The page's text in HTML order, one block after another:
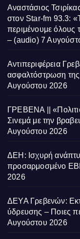
Αναστάσιος
στον Star-fm 93.3:
περιμένουμε όλους
– (audio) 7
Αντιπεριφέρεια
ασφαλτόστρωση
Αυγούστου 2026
ΓΡΕΒΕΝΑ ||
Σινεμά με την
Αυγούστου 2026
ΔΕΗ: Ισχυρή
προσαρμοσμένο
2026
ΔΕΥΑ Γρεβενών:
ύδρευσης – Ποιες
Αυγούστου 2026